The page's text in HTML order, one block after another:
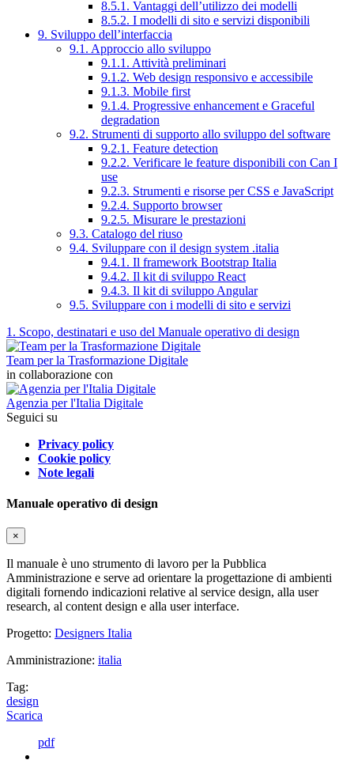
8.5.1. Vantaggi dell’utilizzo dei modelli
8.5.2. I modelli di sito e servizi disponibili
9. Sviluppo dell’interfaccia
9.1. Approccio allo sviluppo
9.1.1. Attività preliminari
9.1.2. Web design responsivo e accessibile
9.1.3. Mobile first
9.1.4. Progressive enhancement e Graceful
degradation
9.2. Strumenti di supporto allo sviluppo del software
9.2.1. Feature detection
9.2.2. Verificare le feature disponibili con Can I
use
9.2.3. Strumenti e risorse per CSS e JavaScript
9.2.4. Supporto browser
9.2.5. Misurare le prestazioni
9.3. Catalogo del riuso
9.4. Sviluppare con il design system .italia
9.4.1. Il framework Bootstrap Italia
9.4.2. Il kit di sviluppo React
9.4.3. Il kit di sviluppo Angular
9.5. Sviluppare con i modelli di sito e servizi
1. Scopo, destinatari e uso del Manuale operativo di design
Team per la Trasformazione Digitale
in collaborazione con
Agenzia per l'Italia Digitale
Seguici su
Privacy policy
Cookie policy
Note legali
Manuale operativo di design
×
Il manuale è uno strumento di lavoro per la Pubblica
Amministrazione e serve ad orientare la progettazione di ambienti
digitali fornendo indicazioni relative al service design, alla user
research, al content design e alla user interface.
Progetto: Designers Italia
Amministrazione: italia
Tag:
design
Scarica
pdf